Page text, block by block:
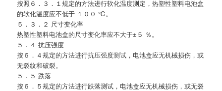
按照６．３．１规定的方法进行软化温度测定，热塑性塑料电池盒
的软化温度应不低于 １００ ℃。
５．３．２ 尺寸变化率
热塑性塑料电池盒的尺寸变化率应不大于±５ ％。
５．４ 抗压强度
按６．４规定的方法进行抗压强度测试，电池盒应无机械损伤，或
无裂纹和破裂。
５．５ 跌落
按６．５规定的方法进行跌落测试，电池盒应无机械损伤，或无裂